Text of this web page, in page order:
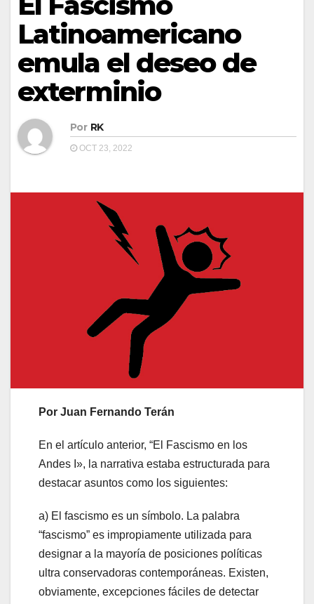
Latinoamericano
emula el deseo de
exterminio
Por RK
OCT 23, 2022
Por Juan Fernando Terán
En el artículo anterior, “El Fascismo en los
Andes I», la narrativa estaba estructurada para
destacar asuntos como los siguientes:
a) El fascismo es un símbolo. La palabra
“fascismo” es impropiamente utilizada para
designar a la mayoría de posiciones políticas
ultra conservadoras contemporáneas. Existen,
obviamente, excepciones fáciles de detectar